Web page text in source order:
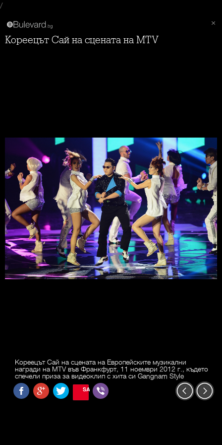
/
Кореецът Сай на сцената на MTV
Кореецът Сай на сцената на Европейските музикални
награди на MTV във Франкфурт, 11 ноември 2012 г., където
спечели приза за видеоклип с хита си Gangnam Style
SAVE